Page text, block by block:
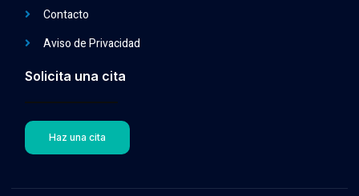
Contacto
Aviso de Privacidad
Solicita una cita
Haz una cita